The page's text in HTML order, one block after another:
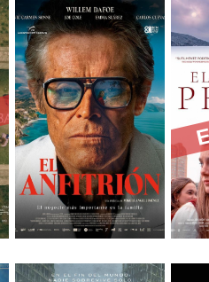
+16
EL ANFITRIÓN EL